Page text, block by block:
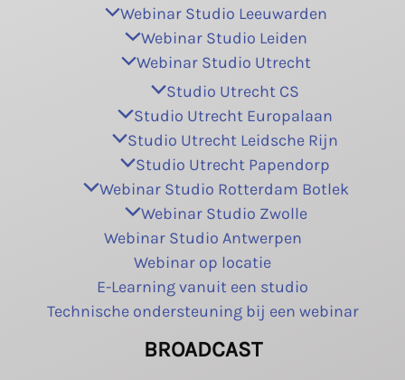
Webinar Studio Leeuwarden
Webinar Studio Leiden
Webinar Studio Utrecht
Studio Utrecht CS
Studio Utrecht Europalaan
Studio Utrecht Leidsche Rijn
Studio Utrecht Papendorp
Webinar Studio Rotterdam Botlek
Webinar Studio Zwolle
Webinar Studio Antwerpen
Webinar op locatie
E-Learning vanuit een studio
Technische ondersteuning bij een webinar
BROADCAST